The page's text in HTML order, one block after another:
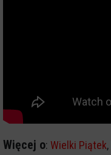
Więcej o: Wielki Piątek,